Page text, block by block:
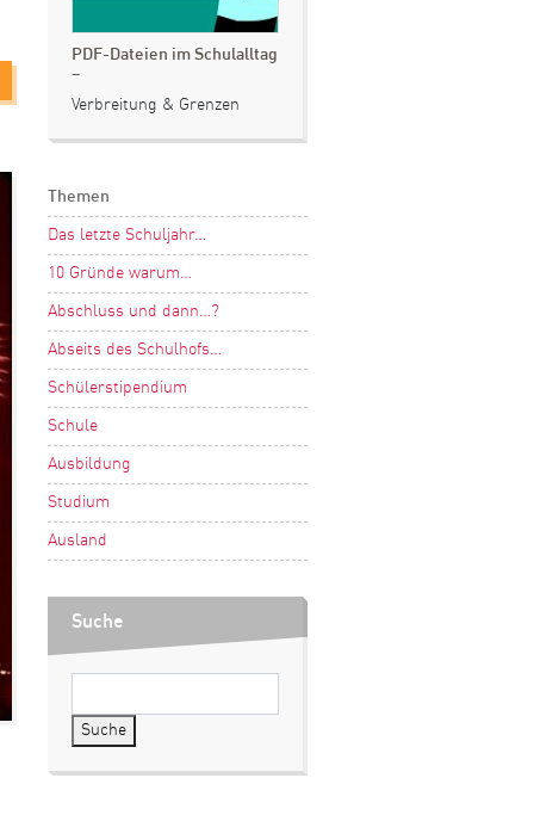
PDF-Dateien im Schulalltag
–
Verbreitung & Grenzen
Themen
Das letzte Schuljahr…
10 Gründe warum…
Abschluss und dann…?
Abseits des Schulhofs…
Schülerstipendium
Schule
Ausbildung
Studium
Ausland
Suche
Suche